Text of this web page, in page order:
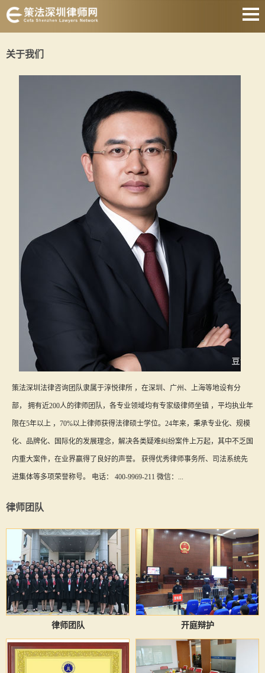
房产纠纷
合同纠纷
债权债务
公司经营
关于我们
关于我们
策法深圳法律咨询团队隶属于淳悦律所 ，在深圳、广州、上海等地设有分
部， 拥有近200人的律师团队，各专业领域均有专家级律师坐镇 ，平均执业年
限在5年以上 ，70%以上律师获得法律硕士学位。24年来，秉承专业化、规模
化、品牌化、国际化的发展理念，解决各类疑难纠纷案件上万起，其中不乏国
内重大案件，在业界赢得了良好的声誉。 获得优秀律师事务所、司法系统先
进集体等多项荣誉称号。 电话： 400-9969-211 微信：...
律师团队
律师团队 开庭辩护